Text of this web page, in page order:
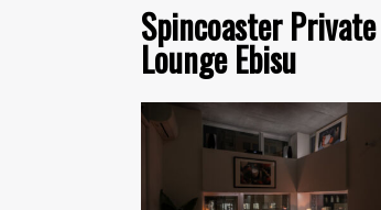
Spincoaster Private
Lounge Ebisu